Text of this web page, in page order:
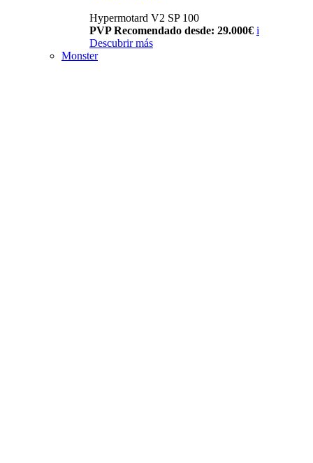
Hypermotard V2 SP 100
PVP Recomendado desde: 29.000€ i
Descubrir más
Monster